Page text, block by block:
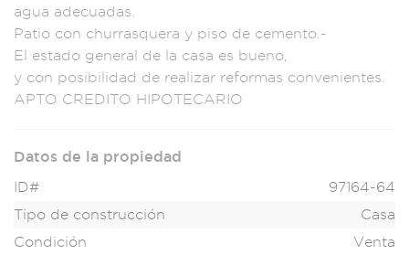
agua adecuadas.
Patio con churrasquera y piso de cemento.-
El estado general de la casa es bueno,
y con posibilidad de realizar reformas convenientes.
APTO CREDITO HIPOTECARIO
Datos de la propiedad
ID#
97164-64
Tipo de construcción
Casa
Condición
Venta